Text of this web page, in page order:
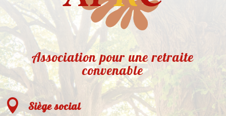
Association pour une retraite
convenable
 Siège social